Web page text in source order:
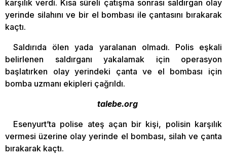
karşılık verdi. Kısa süreli çatışma sonrası saldırgan olay
yerinde silahını ve bir el bombası ile çantasını bırakarak
kaçtı.
Saldırıda ölen yada yaralanan olmadı. Polis eşkali
belirlenen saldırganı yakalamak için operasyon
başlatırken olay yerindeki çanta ve el bombası için
bomba uzmanı ekipleri çağrıldı.
talebe.org
Esenyurt’ta polise ateş açan bir kişi, polisin karşılık
vermesi üzerine olay yerinde el bombası, silah ve çanta
bırakarak kaçtı.